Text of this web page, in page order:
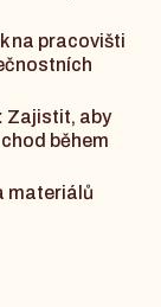
na pracovišti
Zajistit, aby
během
materiálů